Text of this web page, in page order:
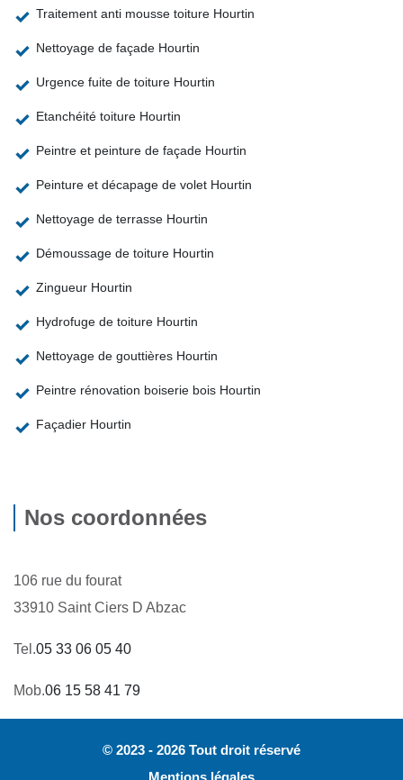
Traitement anti mousse toiture Hourtin
Nettoyage de façade Hourtin
Urgence fuite de toiture Hourtin
Etanchéité toiture Hourtin
Peintre et peinture de façade Hourtin
Peinture et décapage de volet Hourtin
Nettoyage de terrasse Hourtin
Démoussage de toiture Hourtin
Zingueur Hourtin
Hydrofuge de toiture Hourtin
Nettoyage de gouttières Hourtin
Peintre rénovation boiserie bois Hourtin
Façadier Hourtin
Nos coordonnées
106 rue du fourat
33910 Saint Ciers D Abzac
Tel.05 33 06 05 40
Mob.06 15 58 41 79
© 2023 - 2026 Tout droit réservé
Mentions légales